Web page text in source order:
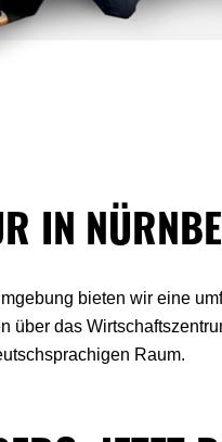
IN
bieten wir eine
über das
Raum.